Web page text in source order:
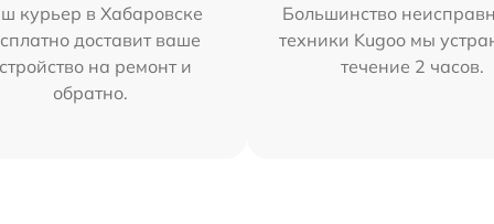
курьер в Хабаровске
доставит ваше
на ремонт и
обратно.
Большинство
техники Kugoo мы
течение 2 часов.